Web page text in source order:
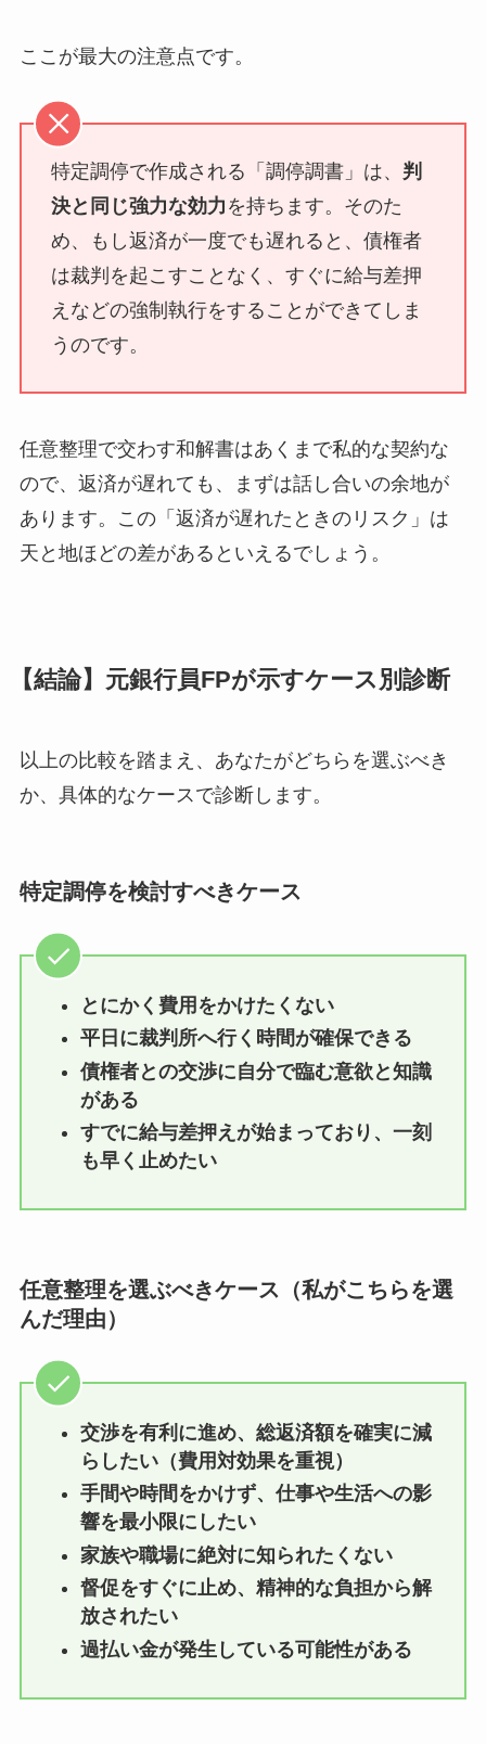
ここが最大の注意点です。
特定調停で作成される「調停調書」は、 判
決と同じ強力な効力 を持ちます。そのた
め、もし返済が一度でも遅れると、債権者
は裁判を起こすことなく、すぐに給与差押
えなどの強制執行をすることができてしま
うのです。
任意整理で交わす和解書はあくまで私的な契約な
ので、返済が遅れても、まずは話し合いの余地が
あります。この「返済が遅れたときのリスク」は
天と地ほどの差があるといえるでしょう。
【結論】元銀行員FPが示すケース別診断
以上の比較を踏まえ、あなたがどちらを選ぶべき
か、具体的なケースで診断します。
特定調停を検討すべきケース
とにかく費用をかけたくない
平日に裁判所へ行く時間が確保できる
債権者との交渉に自分で臨む意欲と知識
がある
すでに給与差押えが始まっており、一刻
も早く止めたい
任意整理を選ぶべきケース（私がこちらを選
んだ理由）
交渉を有利に進め、総返済額を確実に減
らしたい（費用対効果を重視）
手間や時間をかけず、仕事や生活への影
響を最小限にしたい
家族や職場に絶対に知られたくない
督促をすぐに止め、精神的な負担から解
放されたい
過払い金が発生している可能性がある